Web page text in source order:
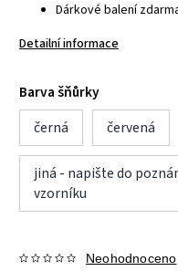
Dárkové balení
Detailní informace
Barva šňůrky
černá
červená
jiná - napište do
vzorníku
Neohodnoceno